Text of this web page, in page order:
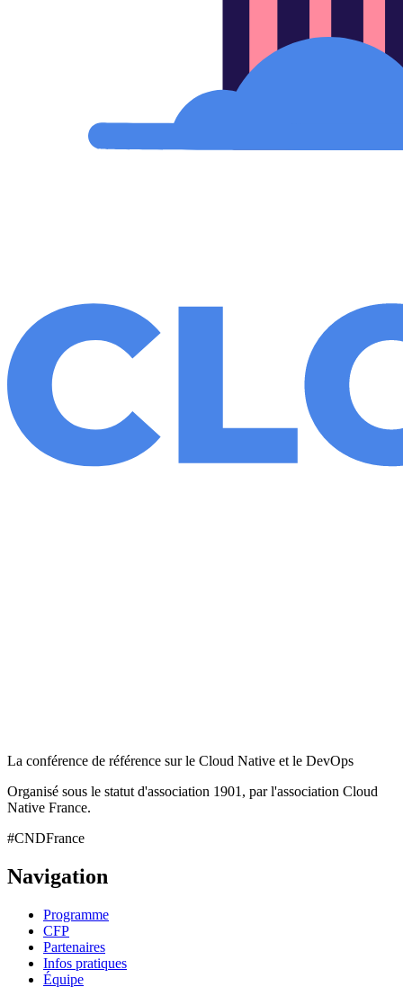
La conférence de référence sur le Cloud Native et le DevOps
Organisé sous le statut d'association 1901, par l'association Cloud
Native France.
#CNDFrance
Navigation
Programme
CFP
Partenaires
Infos pratiques
Équipe